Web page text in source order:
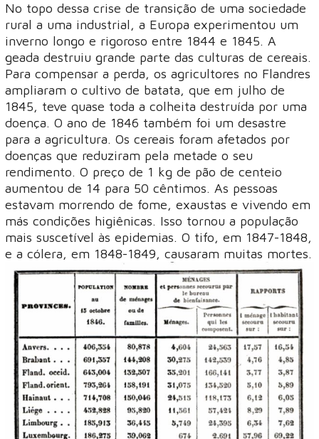
No topo dessa crise de transição de uma sociedade
rural a uma industrial, a Europa experimentou um
inverno longo e rigoroso entre 1844 e 1845. A
geada destruiu grande parte das culturas de cereais.
Para compensar a perda, os agricultores no Flandres
ampliaram o cultivo de batata, que em julho de
1845, teve quase toda a colheita destruída por uma
doença. O ano de 1846 também foi um desastre
para a agricultura. Os cereais foram afetados por
doenças que reduziram pela metade o seu
rendimento. O preço de 1 kg de pão de centeio
aumentou de 14 para 50 cêntimos. As pessoas
estavam morrendo de fome, exaustas e vivendo em
más condições higiênicas. Isso tornou a população
mais suscetível às epidemias. O tifo, em 1847-1848,
e a cólera, em 1848-1849, causaram muitas mortes.